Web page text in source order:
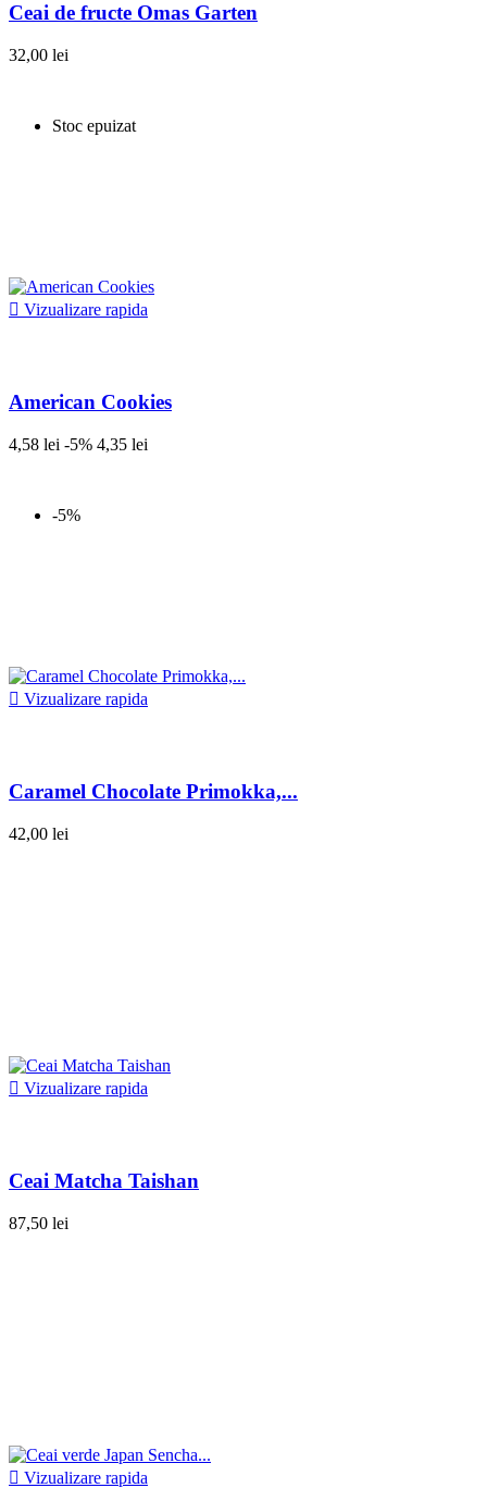
Ceai de fructe Omas Garten
32,00 lei
Stoc epuizat
 Vizualizare rapida
American Cookies
4,58 lei -5% 4,35 lei
-5%
 Vizualizare rapida
Caramel Chocolate Primokka,...
42,00 lei
 Vizualizare rapida
Ceai Matcha Taishan
87,50 lei
 Vizualizare rapida